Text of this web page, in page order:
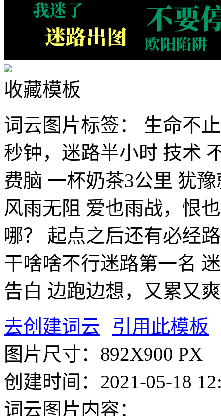
收藏模板
词云图片标签： 生命不
秒钟，迷路半小时 技术
费脑 一杯奶茶3公里 犹
风雨无阻 爱也雨战，恨
哪？
起点之后还有必经
干啥啥不行迷路第一名
告白 边跑边想，又累又爽
去创建词云
引用此模板
图片尺寸： 892X900 PX
创建时间： 2021-05-18
词云图片内容：